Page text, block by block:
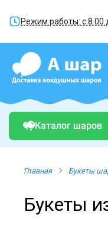
Режим работы: с 8.00
Каталог шаров
Главная Букеты
Букеты